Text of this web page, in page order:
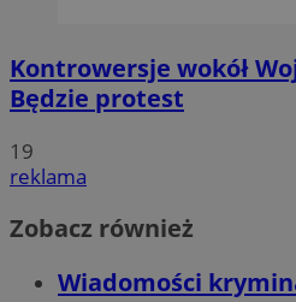
Kontrowersje wokół
Będzie protest
19
reklama
Zobacz również
Wiadomości